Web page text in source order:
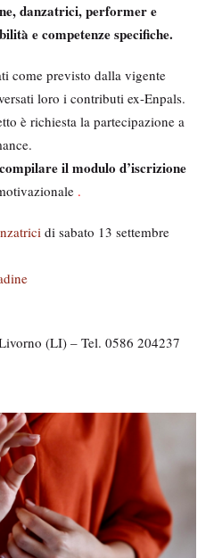
danzatrici, performer e
e competenze specifiche.
come previsto dalla vigente
loro i contributi ex-Enpals.
è richiesta la partecipazione a
il modulo d’iscrizione
.
di sabato 13 settembre
(LI) – Tel. 0586 204237